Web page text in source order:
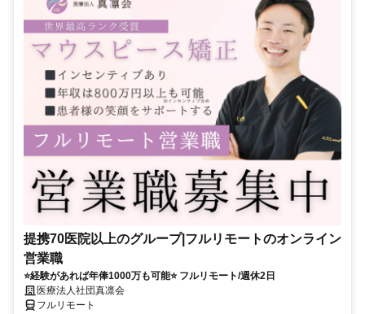
提携70医院以上のグループ|フルリモートのオンライン
営業職
⭐経験があれば年俸1000万も可能⭐ フルリモート/週休2日
医療法人社団真凛会
フルリモート